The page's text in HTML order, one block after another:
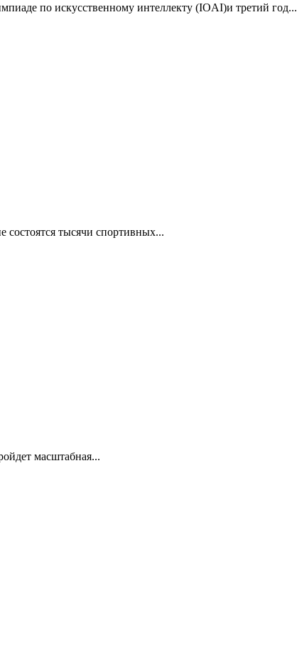
по искусственному интеллекту (IOAI)и третий год...
состоятся тысячи спортивных...
масштабная...